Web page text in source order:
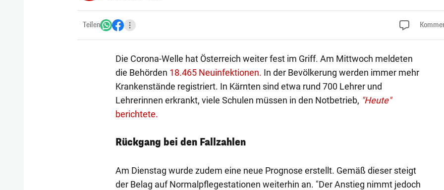
Teilen
Die Corona-Welle hat Österreich weiter fest im Griff. Am Mittwoch meldeten
die Behörden 18.465 Neuinfektionen. In der Bevölkerung werden immer mehr
Krankenstände registriert. In Kärnten sind etwa rund 700 Lehrer und
Lehrerinnen erkrankt, viele Schulen müssen in den Notbetrieb, "Heute"
berichtete.
Rückgang bei den Fallzahlen
Am Dienstag wurde zudem eine neue Prognose erstellt. Gemäß dieser steigt
der Belag auf Normalpflegestationen weiterhin an. "Der Anstieg nimmt jedoch